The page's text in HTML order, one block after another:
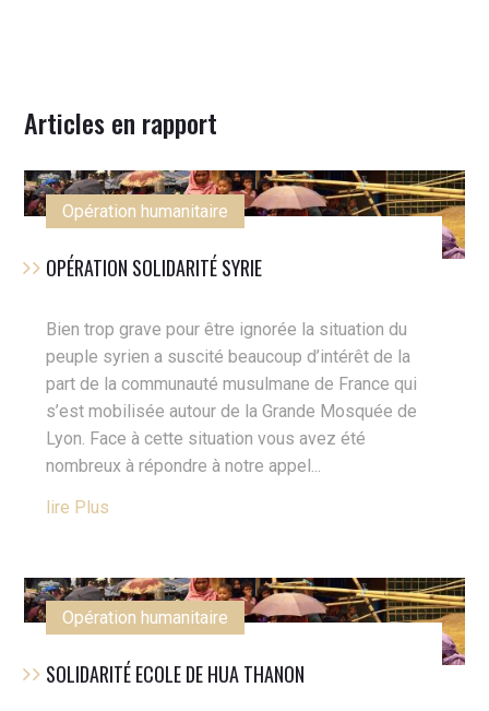
Articles en rapport
Opération humanitaire
OPÉRATION SOLIDARITÉ SYRIE
Bien trop grave pour être ignorée la situation du
peuple syrien a suscité beaucoup d’intérêt de la
part de la communauté musulmane de France qui
s’est mobilisée autour de la Grande Mosquée de
Lyon. Face à cette situation vous avez été
nombreux à répondre à notre appel...
Lire Plus
Opération humanitaire
SOLIDARITÉ ECOLE DE HUA THANON